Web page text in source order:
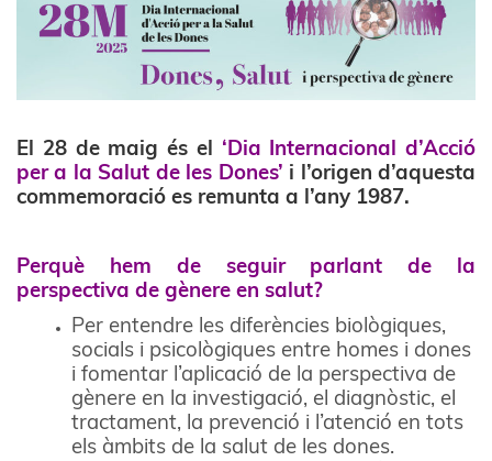
El 28 de maig és el ‘Dia Internacional d’Acció
per a la Salut de les Dones’ i l’origen d’aquesta
commemoració es remunta a l’any 1987.
Perquè hem de seguir parlant de la
perspectiva de gènere en salut?
Per entendre les diferències biològiques,
socials i psicològiques entre homes i dones
i fomentar l’aplicació de la perspectiva de
gènere en la investigació, el diagnòstic, el
tractament, la prevenció i l’atenció en tots
els àmbits de la salut de les dones.